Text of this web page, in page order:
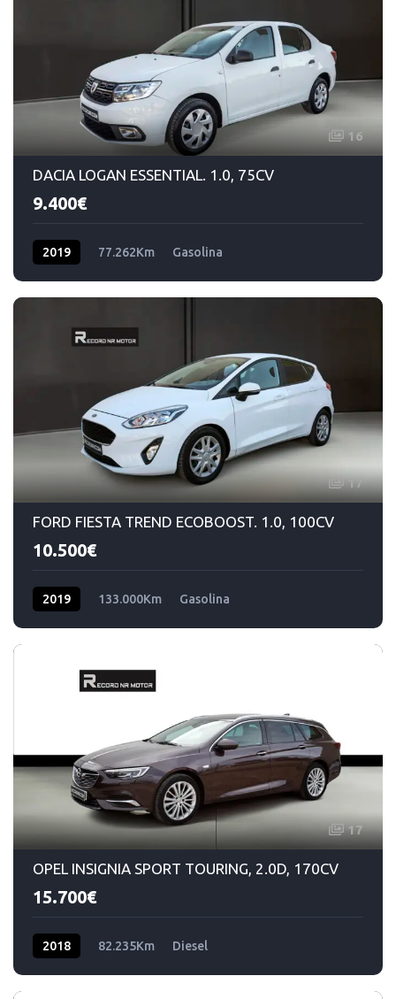
16
DACIA LOGAN ESSENTIAL. 1.0, 75CV
9.400€
2019 77.262Km Gasolina
17
FORD FIESTA TREND ECOBOOST. 1.0, 100CV
10.500€
2019 133.000Km Gasolina
17
OPEL INSIGNIA SPORT TOURING, 2.0D, 170CV
15.700€
2018 82.235Km Diesel